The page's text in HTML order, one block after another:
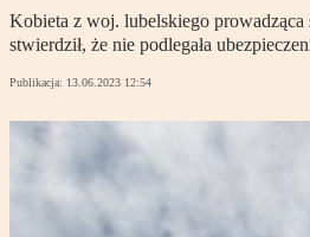
Kobieta z woj. lubelskiego
stwierdził, że nie podlegała
Publikacja: 13.06.2023 12:54